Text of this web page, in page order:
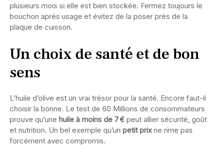
plusieurs mois si elle est bien stockée. Fermez toujours le
bouchon après usage et évitez de la poser près de la
plaque de cuisson.
Un choix de santé et de bon
sens
L’huile d’olive est un vrai trésor pour la santé. Encore faut-il
choisir la bonne. Le test de 60 Millions de consommateurs
prouve qu’une huile à moins de 7 € peut allier sécurité, goût
et nutrition. Un bel exemple qu’un petit prixne rime pas
forcément avec compromis.